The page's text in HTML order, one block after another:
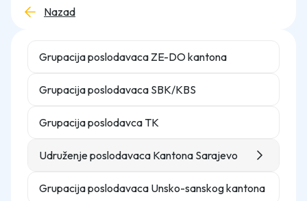
Grupacija poslodavaca ZE-DO kantona
Grupacija poslodavaca SBK/KBS
Grupacija poslodavca TK
Udruženje poslodavaca Kantona Sarajevo
Grupacija poslodavaca Unsko-sanskog kantona
Nazad